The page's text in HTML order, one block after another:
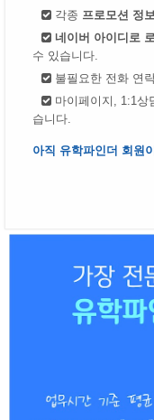
각종 프로모션 정보
네이버 아이디로
수 있습니다.
불필요한 전화 연
마이페이지, 1:1상
습니다.
아직 유학파인더 회원